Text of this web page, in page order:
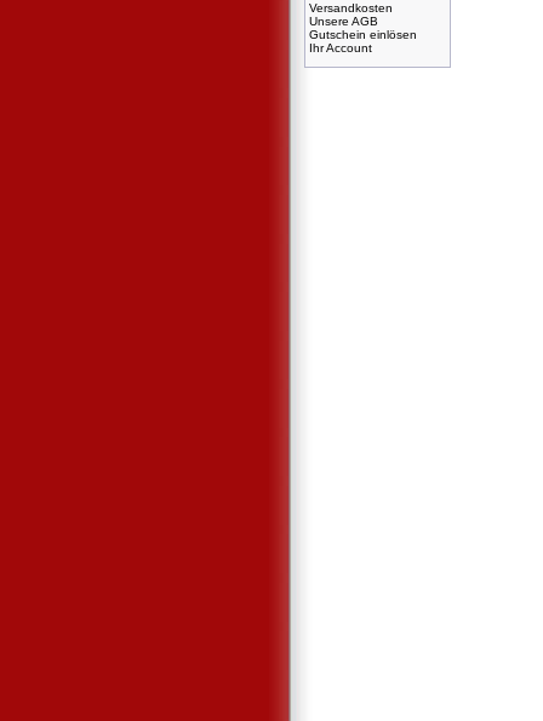
Versandkosten
Unsere AGB
Gutschein einlösen
Ihr Account